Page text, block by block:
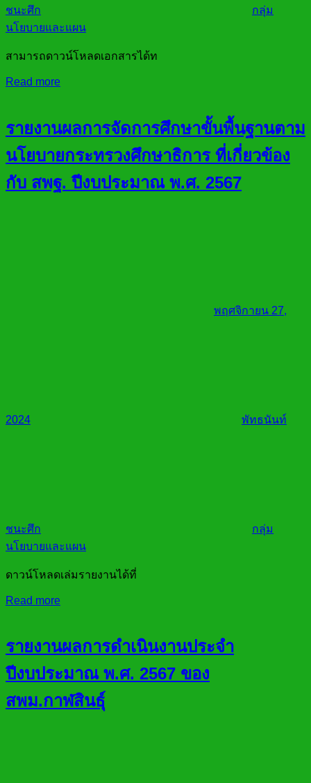
ชนะศึก
กลุ่ม
นโยบายและแผน
สามารถดาวน์โหลดเอกสารได้ท
Read more
รายงานผลการจัดการศึกษาขั้นพื้นฐานตาม
นโยบายกระทรวงศึกษาธิการ ที่เกี่ยวข้อง
กับ สพฐ. ปีงบประมาณ พ.ศ. 2567
พฤศจิกายน 27,
2024 พัทธนันท์
ชนะศึก
กลุ่ม
นโยบายและแผน
ดาวน์โหลดเล่มรายงานได้ที่
Read more
รายงานผลการดำเนินงานประจำ
ปีงบประมาณ พ.ศ. 2567 ของ
สพม.กาฬสินธุ์